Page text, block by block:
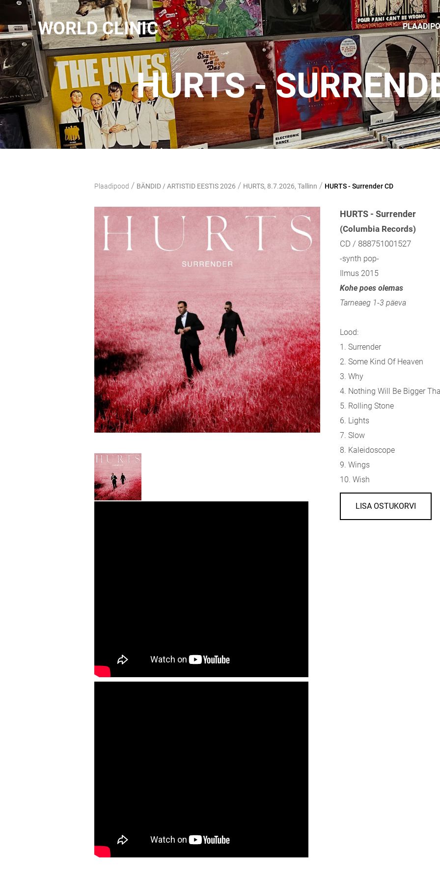
WORLD CLINIC
HURTS -
Plaadipood / BÄNDID / ARTISTID EESTIS 2026 / HURTS, 8.7.2026, Tallinn / HURTS - Surrender CD
HURTS - Surrender
(Columbia Records)
CD / 888751001527
-synth pop-
Ilmus 2015
Kohe poes olemas
Tarneaeg 1-3 päeva
Lood:
1. Surrender
2. Some Kind Of Heaven
3. Why
4. Nothing Will Be Bigger
5. Rolling Stone
6. Lights
7. Slow
8. Kaleidoscope
9. Wings
10. Wish
LISA OSTUKORVI